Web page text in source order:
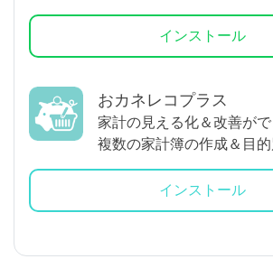
インストール
おカネレコプラス
家計の見える化＆改善がで
複数の家計簿の作成＆目
インストール